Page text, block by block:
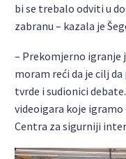
bi se trebalo odviti u
zabranu – kazala je
– Prekomjerno
moram reći da je cilj
tvrde i sudionici
videoigara koje
Centra za sigurniji